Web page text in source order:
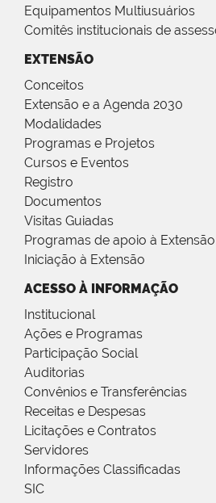
Equipamentos Multiusuários
Comitês institucionais de
EXTENSÃO
Conceitos
Extensão e a Agenda 2030
Modalidades
Programas e Projetos
Cursos e Eventos
Registro
Documentos
Visitas Guiadas
Programas de apoio à
Iniciação à Extensão
ACESSO À INFORMAÇÃO
Institucional
Ações e Programas
Participação Social
Auditorias
Convênios e Transferências
Receitas e Despesas
Licitações e Contratos
Servidores
Informações Classificadas
SIC